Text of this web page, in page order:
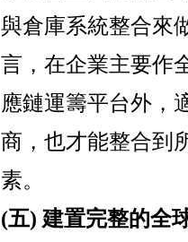
與倉庫系統整合來
言，在企業主要作
應鏈運籌平台外，
商，也才能整合到
素。
(五) 建置完整的全